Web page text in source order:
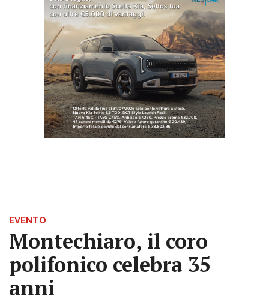
EVENTO
Montechiaro, il coro
polifonico celebra 35
anni